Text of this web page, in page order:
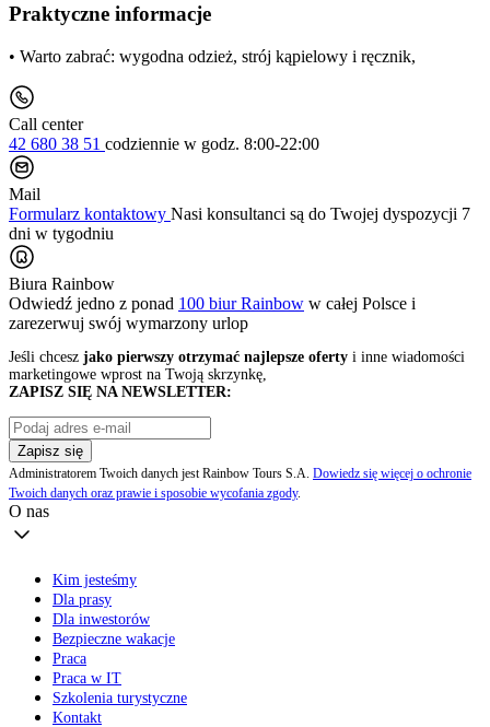
Praktyczne informacje
• Warto zabrać: wygodna odzież, strój kąpielowy i ręcznik,
Call center
42 680 38 51 codziennie w godz. 8:00-22:00
Mail
Formularz kontaktowy Nasi konsultanci są do Twojej dyspozycji 7
dni w tygodniu
Biura Rainbow
Odwiedź jedno z ponad 100 biur Rainbow w całej Polsce i
zarezerwuj swój wymarzony urlop
Jeśli chcesz jako pierwszy otrzymać najlepsze oferty i inne wiadomości
marketingowe wprost na Twoją skrzynkę,
ZAPISZ SIĘ NA NEWSLETTER:
Zapisz się
Administratorem Twoich danych jest Rainbow Tours S.A. Dowiedz się więcej o ochronie
Twoich danych oraz prawie i sposobie wycofania zgody.
O nas
Kim jesteśmy
Dla prasy
Dla inwestorów
Bezpieczne wakacje
Praca
Praca w IT
Szkolenia turystyczne
Kontakt